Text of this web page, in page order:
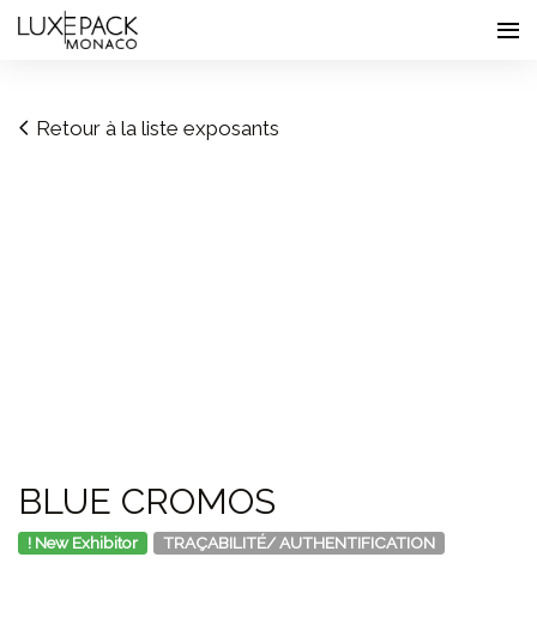
Consent choices
Retour à la liste exposants
BLUE CROMOS
! New Exhibitor TRAÇABILITÉ/ AUTHENTIFICATION